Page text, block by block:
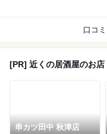
口コ
[PR] 近くの居酒屋のお店
串カツ田中 秋津店